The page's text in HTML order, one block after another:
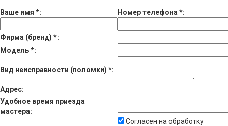
Ваше имя *: Номер телефона *:
Фирма (бренд) *:
Модель*:
Вид неисправности (поломки) *:
Адрес:
Удобное время приезда
мастера:
Согласен на обработку